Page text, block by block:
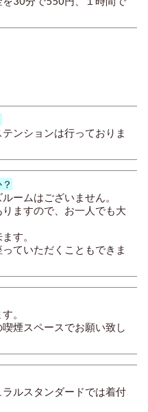
ンションは行っておりま
ームはございません。
ますので、お一人でも大
す。
ていただくこともできま
。
煙スペースでお願い致し
ルスタンダードでは着付